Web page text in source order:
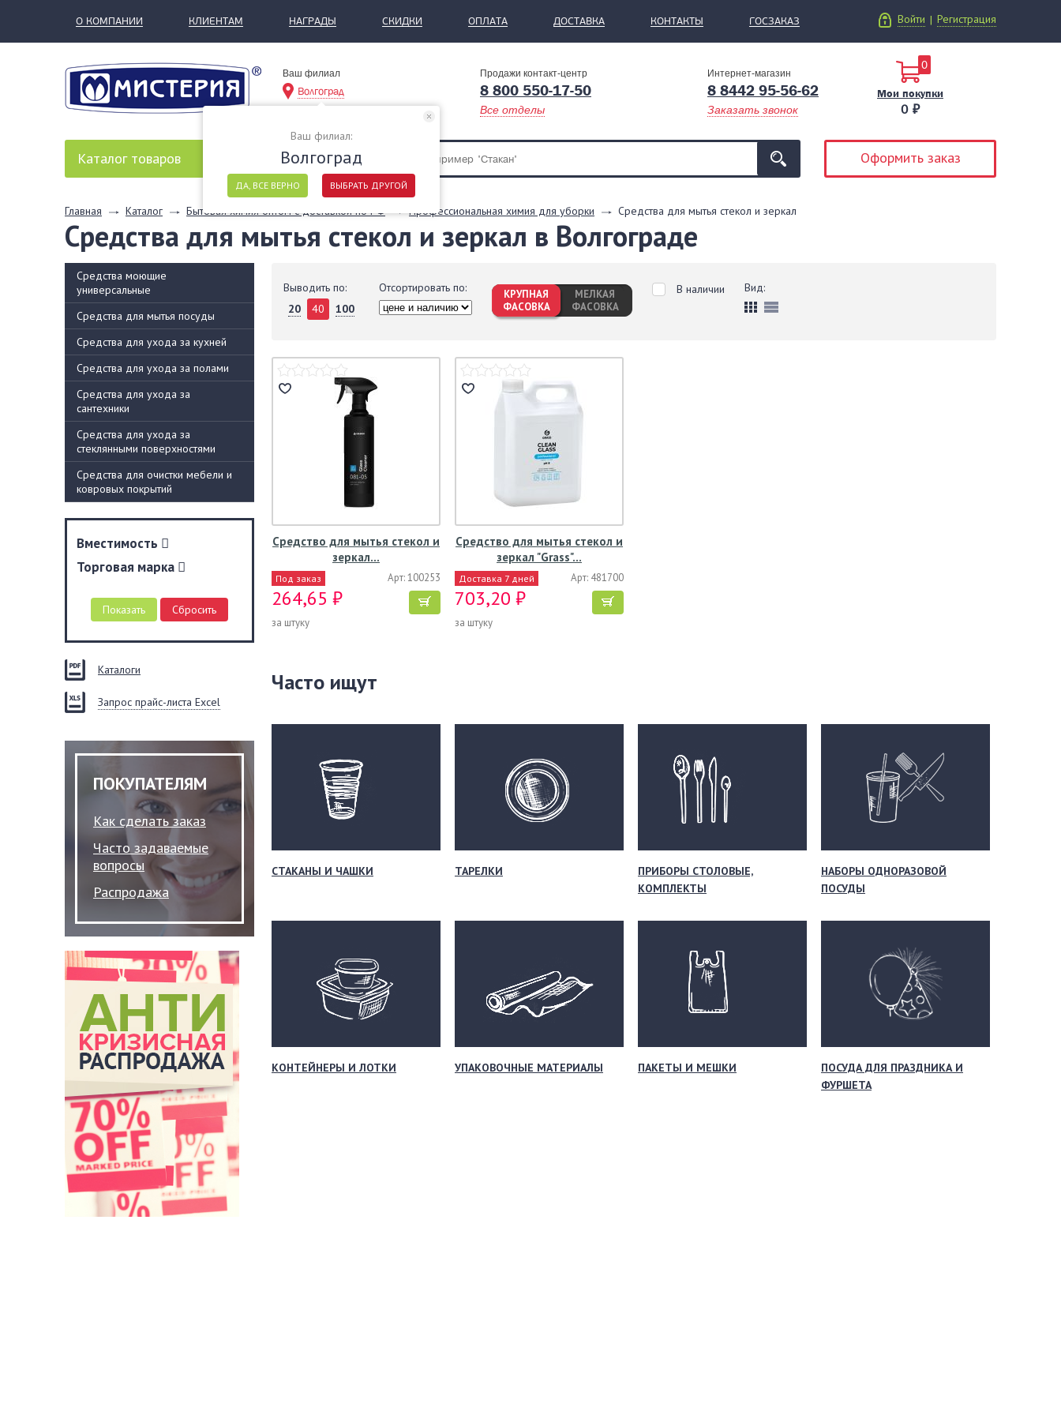
О КОМПАНИИ КЛИЕНТАМ НАГРАДЫ СКИДКИ ОПЛАТА ДОСТАВКА КОНТАКТЫ ГОСЗАКАЗ Войти | Регистрация
Ваш филиал
Волгоград
Продажи контакт-центр
8 800 550-17-50
Все отделы
Ваш филиал:
Волгоград
ДА, ВСЕ ВЕРНО ВЫБРАТЬ ДРУГОЙ
Интернет-магазин
8 8442 95-56-62
Заказать звонок
0
Мои покупки
0 ₽
Каталог товаров Оформить заказ
Главная Каталог Бытовая химия оптом с доставкой по РФ Профессиональная химия для уборки Средства для мытья стекол и зеркал
Средства для мытья стекол и зеркал в Волгограде
Средства моющие
универсальные
Средства для мытья посуды
Средства для ухода за кухней
Средства для ухода за полами
Средства для ухода за
сантехники
Средства для ухода за
стеклянными поверхностями
Средства для очистки мебели и
ковровых покрытий
Вместимость
Торговая марка
Каталоги
Запрос прайс-листа Excel
ПОКУПАТЕЛЯМ
Как сделать заказ
Часто задаваемые
вопросы
Распродажа
Выводить по:
20
40 100
Отсортировать по:
КРУПНАЯ
ФАСОВКА
МЕЛКАЯ
ФАСОВКА
В наличии Вид:
Средство для мытья стекол и
зеркал…
Под заказ Арт: 100253
264,65 ₽
за штуку
Средство для мытья стекол и
зеркал "Grass"…
Доставка 7 дней Арт: 481700
703,20 ₽
за штуку
Часто ищут
СТАКАНЫ И ЧАШКИ ТАРЕЛКИ
ПРИБОРЫ СТОЛОВЫЕ,
КОМПЛЕКТЫ
НАБОРЫ ОДНОРАЗОВОЙ
ПОСУДЫ
КОНТЕЙНЕРЫ И ЛОТКИ УПАКОВОЧНЫЕ МАТЕРИАЛЫ ПАКЕТЫ И МЕШКИ
ПОСУДА ДЛЯ ПРАЗДНИКА И
ФУРШЕТА